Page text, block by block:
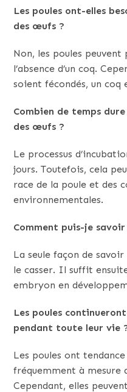
Les poules ont-elles
des œufs ?
Non, les poules
l’absence d’un coq.
soient fécondés, un coq
Combien de temps
des œufs ?
Le processus
jours. Toutefois, cela
race de la poule et des
environnementales.
Comment puis-je
La seule façon de
le casser. Il suffit
embryon en
Les poules
pendant toute leur vie
Les poules ont
fréquemment à mesure
Cependant, elles